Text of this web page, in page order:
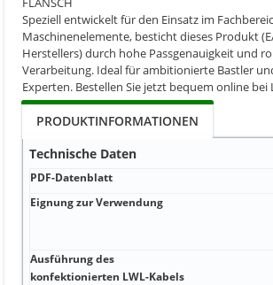
Speziell entwickelt für den Einsatz im
Maschinenelemente, besticht dieses Produkt
Herstellers) durch hohe Passgenauigkeit und
Verarbeitung. Ideal für ambitionierte Bastler
Experten. Bestellen Sie jetzt bequem online bei
PRODUKTINFORMATIONEN
Technische Daten
PDF-Datenblatt
Eignung zur Verwendung
Ausführung des
konfektionierten LWL-Kabels